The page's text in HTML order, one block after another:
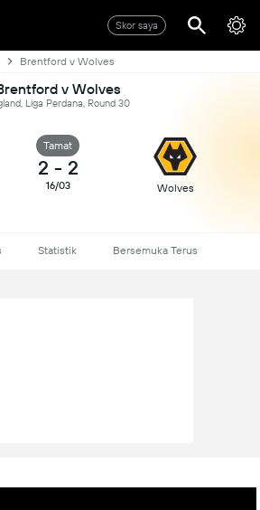
Skor saya
Brentford v Wolves
v Wolves
Liga Perdana, Round 30
Tamat
2 - 2
16/03 Wolves
Statistik Bersemuka Terus